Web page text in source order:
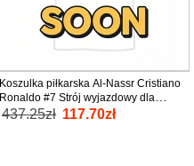
Koszulka piłkarska Al-Nassr Cristiano
Ronaldo #7 Strój wyjazdowy dla
kobiety 2025-26 tanio Krótki Rękaw
437.25zł 117.70zł